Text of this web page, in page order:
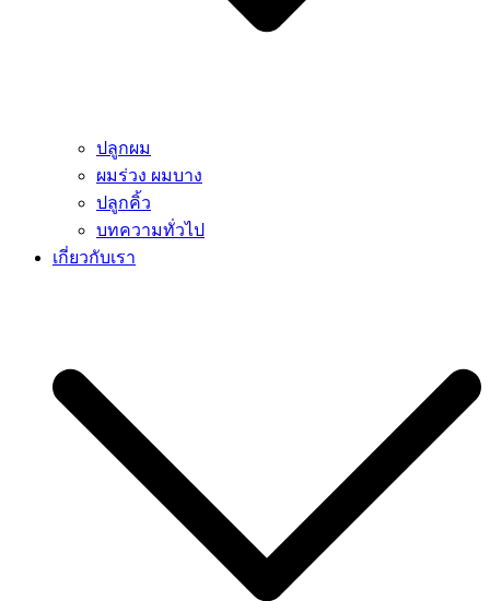
ปลูกผม
ผมร่วง ผมบาง
ปลูกคิ้ว
บทความทั่วไป
เกี่ยวกับเรา